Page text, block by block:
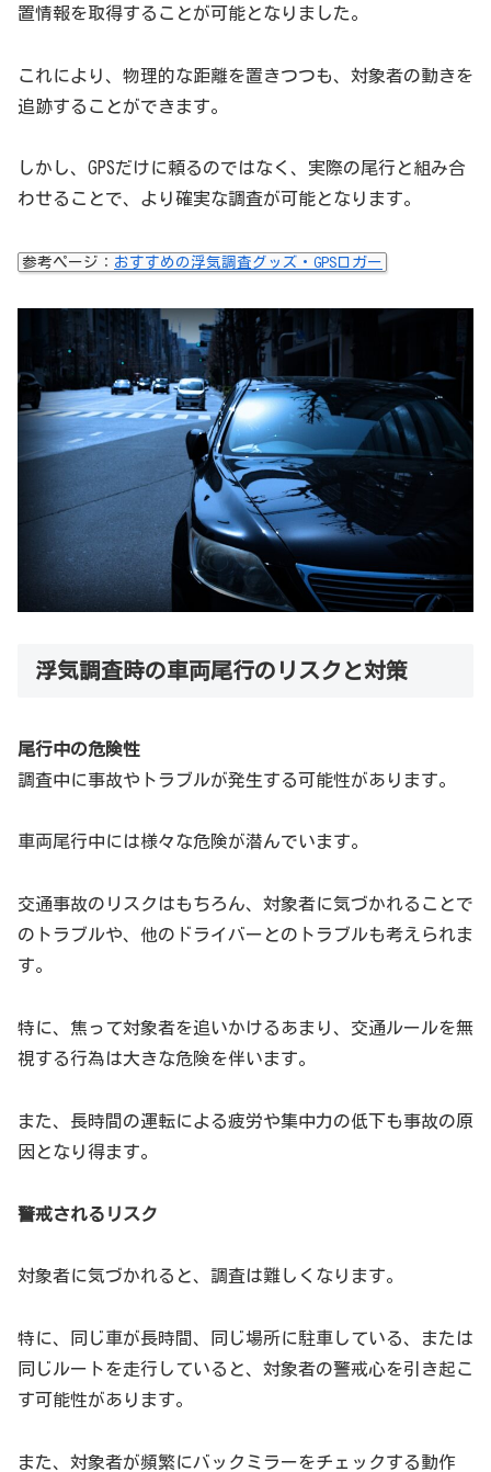
置情報を取得することが可能となりました。
これにより、物理的な距離を置きつつも、対象者の動きを
追跡することができます。
しかし、GPSだけに頼るのではなく、実際の尾行と組み合
わせることで、より確実な調査が可能となります。
参考ページ： おすすめの浮気調査グッズ・GPSロガー
浮気調査時の車両尾行のリスクと対策
尾行中の危険性
調査中に事故やトラブルが発生する可能性があります。
車両尾行中には様々な危険が潜んでいます。
交通事故のリスクはもちろん、対象者に気づかれることで
のトラブルや、他のドライバーとのトラブルも考えられま
す。
特に、焦って対象者を追いかけるあまり、交通ルールを無
視する行為は大きな危険を伴います。
また、長時間の運転による疲労や集中力の低下も事故の原
因となり得ます。
警戒されるリスク
対象者に気づかれると、調査は難しくなります。
特に、同じ車が長時間、同じ場所に駐車している、または
同じルートを走行していると、対象者の警戒心を引き起こ
す可能性があります。
また、対象者が頻繁にバックミラーをチェックする動作